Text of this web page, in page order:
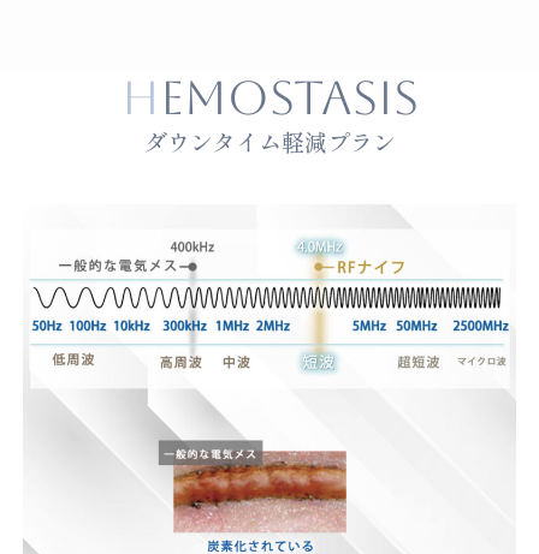
HEMOSTASIS
ダウンタイム軽減プラン